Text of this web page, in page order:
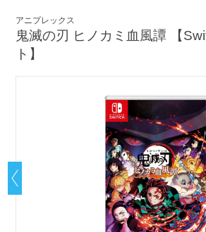
アニプレックス
鬼滅の刃 ヒノカミ血風譚 【
ト】